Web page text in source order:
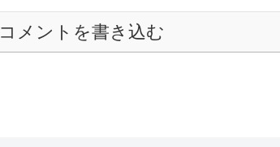
コメントを書き込む